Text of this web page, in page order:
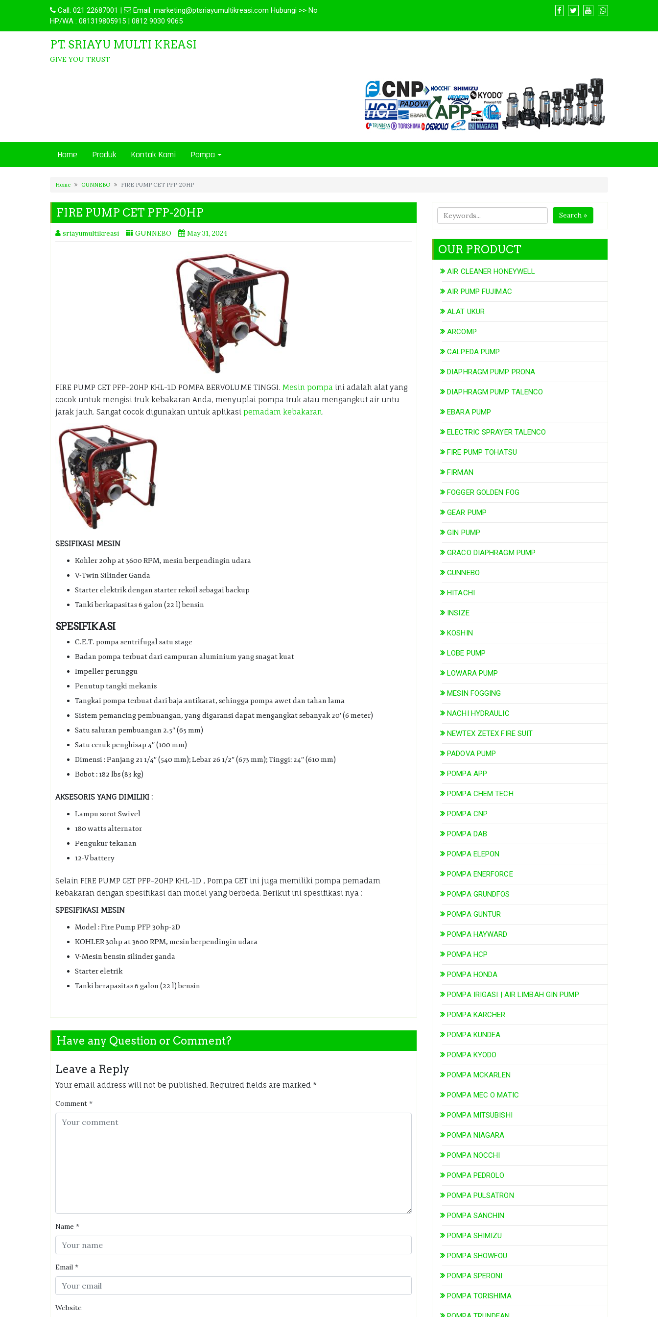
Call: 021 22687001 | Email: marketing@ptsriayumultikreasi.com Hubungi >> No
HP/WA : 081319805915 | 0812 9030 9065
PT. SRIAYU MULTI KREASI
GIVE YOU TRUST
Home Produk Kontak Kami Pompa
Home GUNNEBO FIRE PUMP CET PFP-20HP
FIRE PUMP CET PFP-20HP
sriayumultikreasi GUNNEBO May 31, 2024
FIRE PUMP CET PFP-20HP KHL-1D POMPA BERVOLUME TINGGI. Mesin pompa ini adalah alat yang
cocok untuk mengisi truk kebakaran Anda, menyuplai pompa truk atau mengangkut air untu
jarak jauh. Sangat cocok digunakan untuk aplikasi pemadam kebakaran.
SESIFIKASI MESIN
Kohler 20hp at 3600 RPM, mesin berpendingin udara
V-Twin Silinder Ganda
Starter elektrik dengan starter rekoil sebagai backup
Tanki berkapasitas 6 galon (22 l) bensin
SPESIFIKASI
C.E.T. pompa sentrifugal satu stage
Badan pompa terbuat dari campuran aluminium yang snagat kuat
Impeller perunggu
Penutup tangki mekanis
Tangkai pompa terbuat dari baja antikarat, sehingga pompa awet dan tahan lama
Sistem pemancing pembuangan, yang digaransi dapat mengangkat sebanyak 20′ (6 meter)
Satu saluran pembuangan 2.5″ (65 mm)
Satu ceruk penghisap 4″ (100 mm)
Dimensi : Panjang 21 1/4″ (540 mm); Lebar 26 1/2″ (673 mm); Tinggi: 24″ (610 mm)
Bobot : 182 lbs (83 kg)
AKSESORIS YANG DIMILIKI :
Lampu sorot Swivel
180 watts alternator
Pengukur tekanan
12-V battery
Selain FIRE PUMP CET PFP-20HP KHL-1D , Pompa CET ini juga memiliki pompa pemadam
kebakaran dengan spesifikasi dan model yang berbeda. Berikut ini spesifikasi nya :
SPESIFIKASI MESIN
Model : Fire Pump PFP 30hp-2D
KOHLER 30hp at 3600 RPM, mesin berpendingin udara
V-Mesin bensin silinder ganda
Starter eletrik
Tanki berapasitas 6 galon (22 l) bensin
Have any Question or Comment?
Leave a Reply
Your email address will not be published. Required fields are marked *
Comment *
Name *
Email *
Website
Search »
OUR PRODUCT
AIR CLEANER HONEYWELL
AIR PUMP FUJIMAC
ALAT UKUR
ARCOMP
CALPEDA PUMP
DIAPHRAGM PUMP PRONA
DIAPHRAGM PUMP TALENCO
EBARA PUMP
ELECTRIC SPRAYER TALENCO
FIRE PUMP TOHATSU
FIRMAN
FOGGER GOLDEN FOG
GEAR PUMP
GIN PUMP
GRACO DIAPHRAGM PUMP
GUNNEBO
HITACHI
INSIZE
KOSHIN
LOBE PUMP
LOWARA PUMP
MESIN FOGGING
NACHI HYDRAULIC
NEWTEX ZETEX FIRE SUIT
PADOVA PUMP
POMPA APP
POMPA CHEM TECH
POMPA CNP
POMPA DAB
POMPA ELEPON
POMPA ENERFORCE
POMPA GRUNDFOS
POMPA GUNTUR
POMPA HAYWARD
POMPA HCP
POMPA HONDA
POMPA IRIGASI | AIR LIMBAH GIN PUMP
POMPA KARCHER
POMPA KUNDEA
POMPA KYODO
POMPA MCKARLEN
POMPA MEC O MATIC
POMPA MITSUBISHI
POMPA NIAGARA
POMPA NOCCHI
POMPA PEDROLO
POMPA PULSATRON
POMPA SANCHIN
POMPA SHIMIZU
POMPA SHOWFOU
POMPA SPERONI
POMPA TORISHIMA